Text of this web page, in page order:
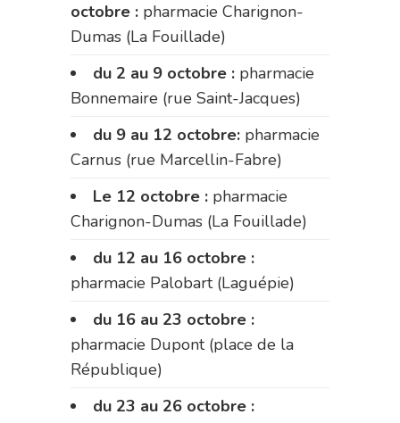
octobre : pharmacie Charignon-
Dumas (La Fouillade)
du 2 au 9 octobre : pharmacie
Bonnemaire (rue Saint-Jacques)
du 9 au 12 octobre: pharmacie
Carnus (rue Marcellin-Fabre)
Le 12 octobre : pharmacie
Charignon-Dumas (La Fouillade)
du 12 au 16 octobre :
pharmacie Palobart (Laguépie)
du 16 au 23 octobre :
pharmacie Dupont (place de la
République)
du 23 au 26 octobre :